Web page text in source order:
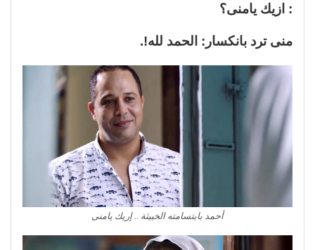
: ازيك يامنى؟
منى ترد بانكسار: الحمد لله!.
أحمد بابتسامته الخبيثة .. إريك يامنى